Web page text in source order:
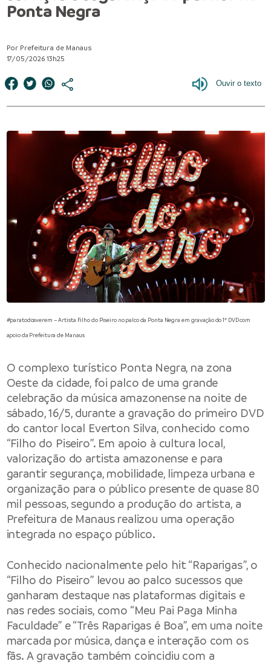
Ponta Negra
Por Prefeitura de Manaus
17/05/2026 13h25
#paratodosverem – Artista Filho do Piseiro no palco da Ponta Negra em gravação do 1º DVD com
apoio da Prefeitura de Manaus
O complexo turístico Ponta Negra, na zona
Oeste da cidade, foi palco de uma grande
celebração da música amazonense na noite de
sábado, 16/5, durante a gravação do primeiro DVD
do cantor local Everton Silva, conhecido como
“Filho do Piseiro”. Em apoio à cultura local,
valorização do artista amazonense e para
garantir segurança, mobilidade, limpeza urbana e
organização para o público presente de quase 80
mil pessoas, segundo a produção do artista, a
Prefeitura de Manausrealizou uma operação
integrada no espaço público.
Conhecido nacionalmente pelo hit “Raparigas”, o
“Filho do Piseiro” levou ao palco sucessos que
ganharam destaque nas plataformas digitais e
nas redes sociais, como “Meu Pai Paga Minha
Faculdade” e “Três Raparigas é Boa”, em uma noite
marcada por música, dança e interação com os
fãs. A gravação também coincidiu com a